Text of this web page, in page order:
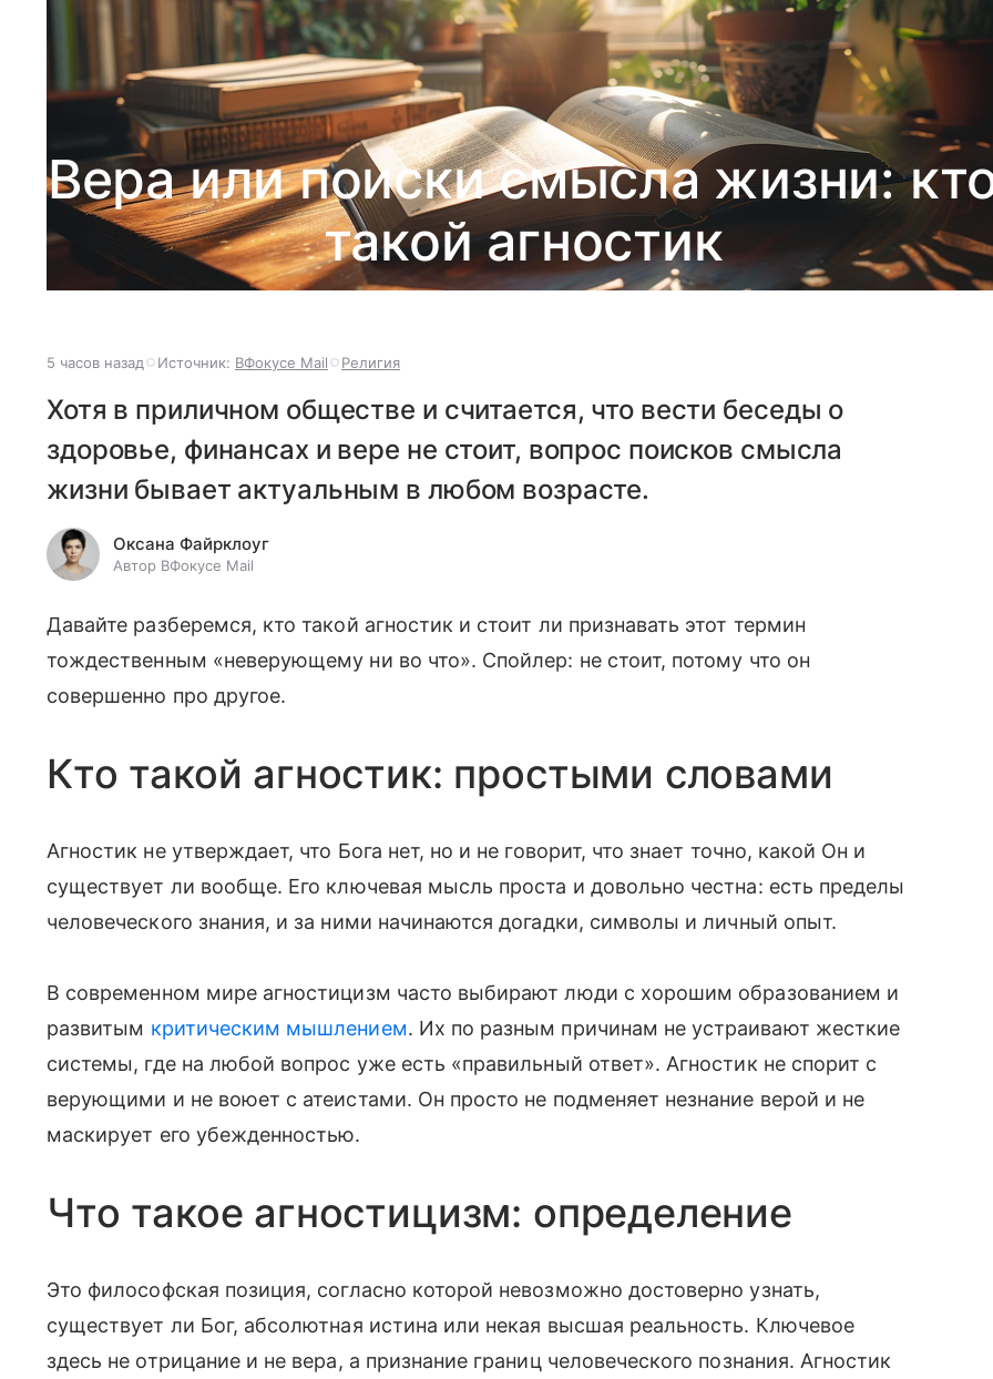
Вера или поиски смысла жизни:
такой агностик
5 часов назад Источник: ВФокусе Mail Религия
Хотя в приличном обществе и считается, что вести беседы о
здоровье, финансах и вере не стоит, вопрос поисков смысла
жизни бывает актуальным в любом возрасте.
Оксана Файрклоуг
Автор ВФокусе Mail
Давайте разберемся, кто такой агностик и стоит ли признавать этот термин
тождественным «неверующему ни во что». Спойлер: не стоит, потому что он
совершенно про другое.
Кто такой агностик: простыми словами
Агностик не утверждает, что Бога нет, но и не говорит, что знает точно, какой Он и
существует ли вообще. Его ключевая мысль проста и довольно честна: есть пределы
человеческого знания, и за ними начинаются догадки, символы и личный опыт.
В современном мире агностицизм часто выбирают люди с хорошим образованием и
развитым критическим мышлением. Их по разным причинам не устраивают жесткие
системы, где на любой вопрос уже есть «правильный ответ». Агностик не спорит с
верующими и не воюет с атеистами. Он просто не подменяет незнание верой и не
маскирует его убежденностью.
Что такое агностицизм: определение
Это философская позиция, согласно которой невозможно достоверно узнать,
существует ли Бог, абсолютная истина или некая высшая реальность. Ключевое
здесь не отрицание и не вера, а признание границ человеческого познания. Агностик